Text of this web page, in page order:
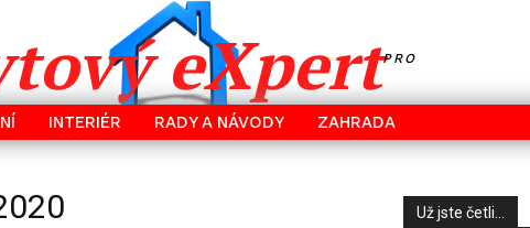
eXpertPRO
INTERIÉR RADY A NÁVODY ZAHRADA
Už jste četli...